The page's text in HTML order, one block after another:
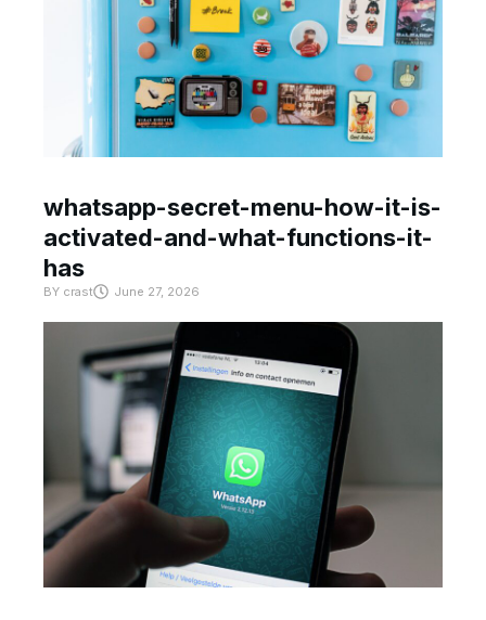
whatsapp-secret-menu-how-it-is-
activated-and-what-functions-it-
has
BY crast June 27, 2026